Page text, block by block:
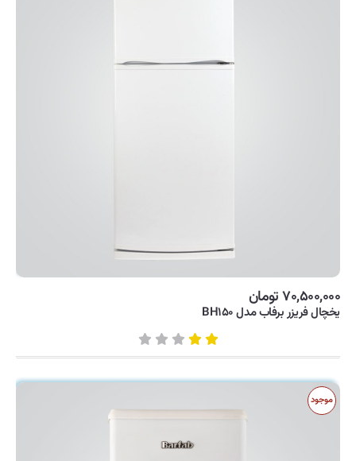
۷۰,۵۰۰,۰۰۰ تومان
یخچال فریزر برفاب مدل BH۱۵۰
موجود